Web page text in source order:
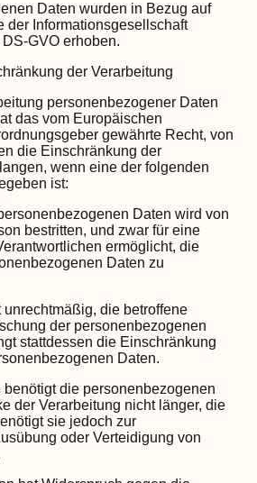
Daten wurden in Bezug auf
der Informationsgesellschaft
GVO erhoben.
der Verarbeitung
personenbezogener Daten
das vom Europäischen
gewährte Recht, von
die Einschränkung der
wenn eine der folgenden
ist:
Daten wird von
bestritten, und zwar für eine
ermöglicht, die
Daten zu
unrechtmäßig, die betroffene
der personenbezogenen
stattdessen die Einschränkung
Daten.
benötigt die personenbezogenen
der Verarbeitung nicht länger, die
sie jedoch zur
oder Verteidigung von